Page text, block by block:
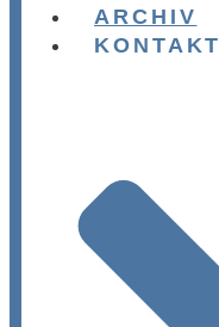
ARCHIV
KONTAKT